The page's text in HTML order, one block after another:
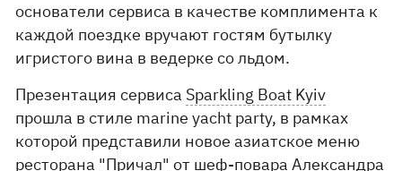
основатели сервиса в качестве комплимента к
каждой поездке вручают гостям бутылку
игристого вина в ведерке со льдом.
Презентация сервиса Sparkling Boat Kyiv
прошла в стиле marine yacht party, в рамках
которой представили новое азиатское меню
ресторана "Причал" от шеф-повара Александра